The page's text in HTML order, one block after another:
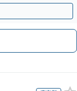
談◎】